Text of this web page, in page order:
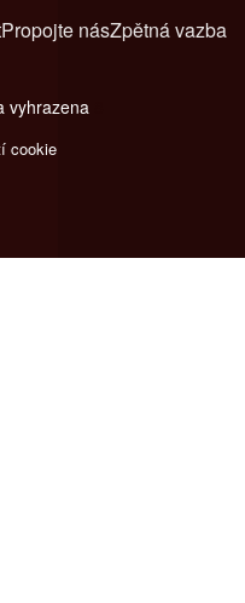
Propojte násZpětná vazba
vyhrazena
cookie